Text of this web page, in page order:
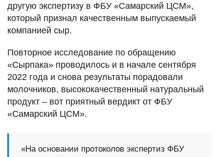
другую экспертизу в ФБУ «Самарский ЦСМ»,
который признал качественным выпускаемый
компанией сыр.
Повторное исследование по обращению
«Сырпака» проводилось и в начале сентября
2022 года и снова результаты порадовали
молочников, высококачественный натуральный
продукт – вот приятный вердикт от ФБУ
«Самарский ЦСМ».
«На основании протоколов экспертиз ФБУ